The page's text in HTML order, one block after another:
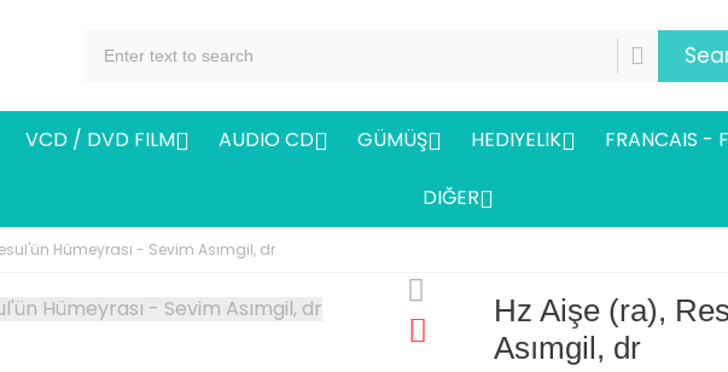
VCD / DVD FILM AUDIO CD GÜMÜŞ HEDIYELIK FRANCAIS -
DIĞER
Hümeyrası - Sevim Asımgil, dr
Hz Aişe (ra),
Asımgil, dr